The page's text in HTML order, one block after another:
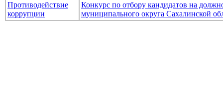
Противодействие
коррупции
Конкурс по отбору кандидатов на
муниципального округа Сахалинской